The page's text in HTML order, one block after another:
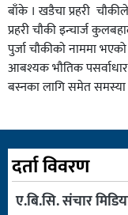
बाँके । खडैचा प्रहरी
प्रहरी चाैकी इन्चार्ज
पुर्जा चाैकीकाे नाममा
आबश्यक भाैतिक पसर्वाधार
बस्नका लागि समेत
दर्ता विवरण
ए.बि.सि. संचार